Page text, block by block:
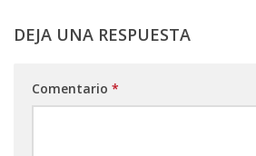
DEJA UNA RESPUESTA
Comentario *